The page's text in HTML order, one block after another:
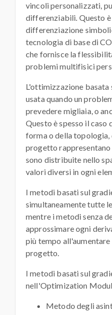
vincoli personalizzati,
differenziabili. Questo
differenziazione
tecnologia di base di
che fornisce la
problemi multifisici
L'ottimizzazione basata
usata quando un
prevedere migliaia, o
Questo è spesso il
forma o della
progetto
sono distribuite nello
valori diversi in ogni
I metodi basati sul
simultaneamente tutte
mentre i metodi senza
approssimare ogni
più tempo
progetto.
I metodi basati sul
nell'Optimization
Metodo degli